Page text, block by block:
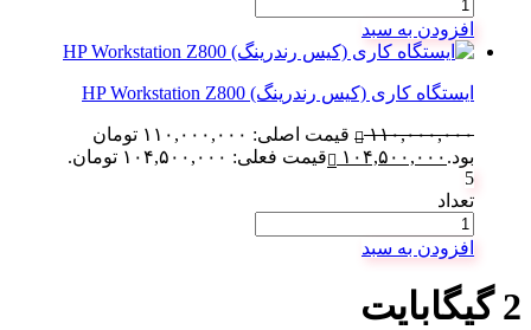
افزودن به سبد
ایستگاه کاری (کیس رندرینگ) HP Workstation Z800
۱۱۰,۰۰۰,۰۰۰
قیمت اصلی: ۱۱۰,۰۰۰,۰۰۰ تومان
بود. ۱۰۴,۵۰۰,۰۰۰
قیمت فعلی: ۱۰۴,۵۰۰,۰۰۰ تومان.
5
تعداد
افزودن به سبد
2 گیگابایت